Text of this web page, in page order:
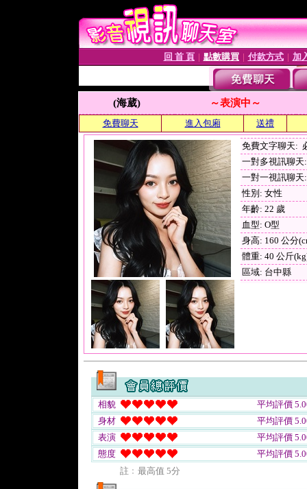
回 首 頁 點數購買│ 付款方式│ 加
(海葳) ～表演中～
免費聊天 進入包廂 送禮
免費文字聊天:
一對多視訊聊天
一對一視訊聊天
性別: 女性
年齡: 22 歲
血型: O型
身高: 160 公分
體重: 40 公斤
區域: 台中縣
相貌
平均評價
身材
平均評價
表演
平均評價
態度
平均評價
註﹕最高值 5分